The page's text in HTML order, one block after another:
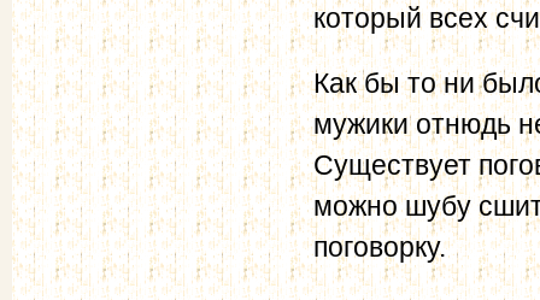
который всех
Как бы то ни
мужики отнюдь
Существует
можно шубу
поговорку.